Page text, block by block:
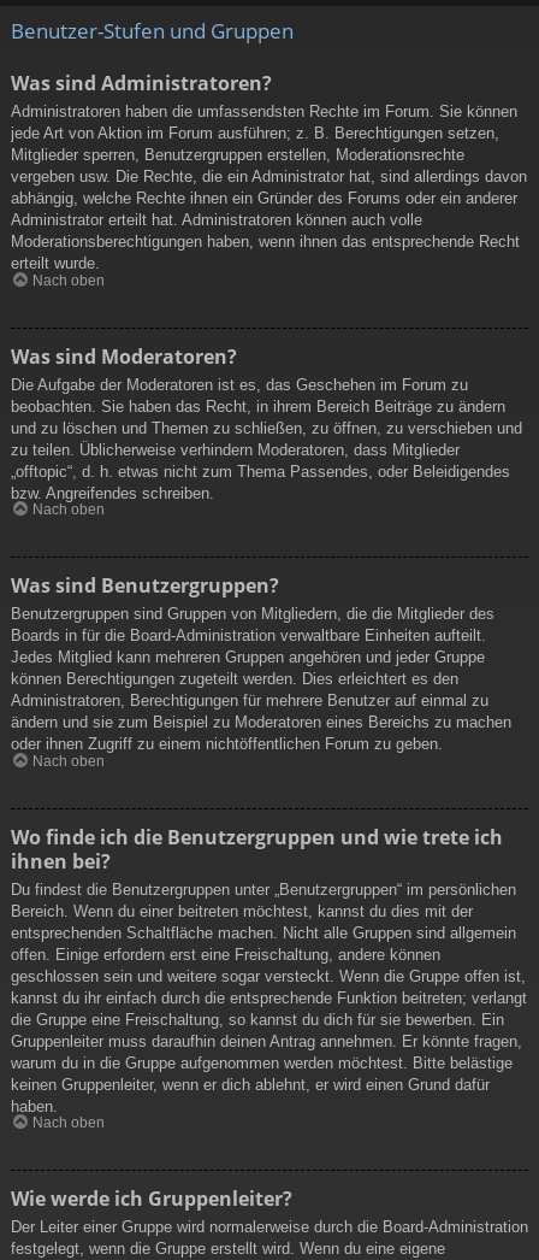
Benutzer-Stufen und Gruppen
Was sind Administratoren?
Administratoren haben die umfassendsten Rechte im Forum. Sie können
jede Art von Aktion im Forum ausführen; z. B. Berechtigungen setzen,
Mitglieder sperren, Benutzergruppen erstellen, Moderationsrechte
vergeben usw. Die Rechte, die ein Administrator hat, sind allerdings davon
abhängig, welche Rechte ihnen ein Gründer des Forums oder ein anderer
Administrator erteilt hat. Administratoren können auch volle
Moderationsberechtigungen haben, wenn ihnen das entsprechende Recht
erteilt wurde.
Nach oben
Was sind Moderatoren?
Die Aufgabe der Moderatoren ist es, das Geschehen im Forum zu
beobachten. Sie haben das Recht, in ihrem Bereich Beiträge zu ändern
und zu löschen und Themen zu schließen, zu öffnen, zu verschieben und
zu teilen. Üblicherweise verhindern Moderatoren, dass Mitglieder
„offtopic“, d. h. etwas nicht zum Thema Passendes, oder Beleidigendes
bzw. Angreifendes schreiben.
Nach oben
Was sind Benutzergruppen?
Benutzergruppen sind Gruppen von Mitgliedern, die die Mitglieder des
Boards in für die Board-Administration verwaltbare Einheiten aufteilt.
Jedes Mitglied kann mehreren Gruppen angehören und jeder Gruppe
können Berechtigungen zugeteilt werden. Dies erleichtert es den
Administratoren, Berechtigungen für mehrere Benutzer auf einmal zu
ändern und sie zum Beispiel zu Moderatoren eines Bereichs zu machen
oder ihnen Zugriff zu einem nichtöffentlichen Forum zu geben.
Nach oben
Wo finde ich die Benutzergruppen und wie trete ich
ihnen bei?
Du findest die Benutzergruppen unter „Benutzergruppen“ im persönlichen
Bereich. Wenn du einer beitreten möchtest, kannst du dies mit der
entsprechenden Schaltfläche machen. Nicht alle Gruppen sind allgemein
offen. Einige erfordern erst eine Freischaltung, andere können
geschlossen sein und weitere sogar versteckt. Wenn die Gruppe offen ist,
kannst du ihr einfach durch die entsprechende Funktion beitreten; verlangt
die Gruppe eine Freischaltung, so kannst du dich für sie bewerben. Ein
Gruppenleiter muss daraufhin deinen Antrag annehmen. Er könnte fragen,
warum du in die Gruppe aufgenommen werden möchtest. Bitte belästige
keinen Gruppenleiter, wenn er dich ablehnt, er wird einen Grund dafür
haben.
Nach oben
Wie werde ich Gruppenleiter?
Der Leiter einer Gruppe wird normalerweise durch die Board-Administration
festgelegt, wenn die Gruppe erstellt wird. Wenn du eine eigene